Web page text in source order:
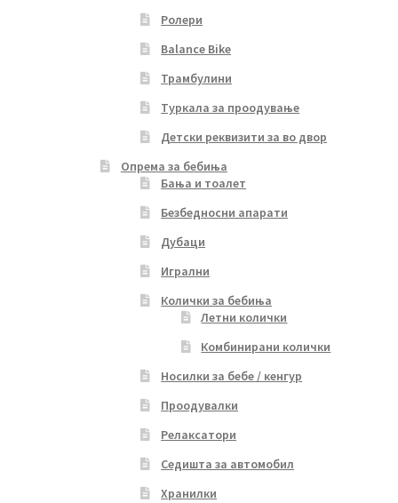
Ролери
Balance Bike
Трамбулини
Туркала за проодување
Детски реквизити за во двор
Опрема за бебиња
Бања и тоалет
Безбедносни апарати
Дубаци
Игрални
Колички за бебиња
Летни колички
Комбинирани колички
Носилки за бебе / кенгур
Проодувалки
Релаксатори
Седишта за автомобил
Хранилки